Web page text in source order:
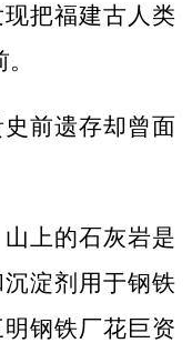
把福建古人类
前遗存却曾面
上的石灰岩是
淀剂用于钢铁
钢铁厂花巨资